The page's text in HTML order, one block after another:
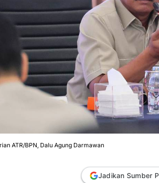
ATR/BPN, Dalu Agung Darmawan
Jadikan Sumber